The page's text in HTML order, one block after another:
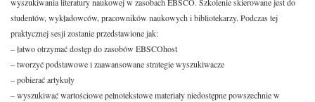
studentów, wykładowców, pracowników naukowych i bibliotekarzy. Podczas tej
praktycznej sesji zostanie przedstawione jak:
– łatwo otrzymać dostęp do zasobów EBSCOhost
– tworzyć podstawowe i zaawansowane strategie wyszukiwacze
– pobierać artykuły
– wyszukiwać wartościowe pełnotekstowe materiały niedostępne powszechnie w